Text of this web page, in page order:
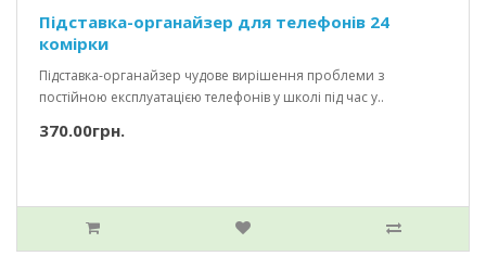
Підставка-органайзер для телефонів 24
комірки
Підставка-органайзер чудове вирішення проблеми з
постійною експлуатацією телефонів у школі під час у..
370.00грн.